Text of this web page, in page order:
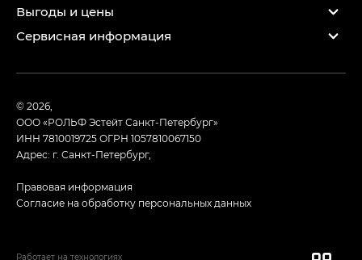
Выгоды и цены
Сервисная информация
© 2026,
ООО «РОЛЬФ Эстейт Санкт-Петербург»
ИНН 7810019725ОГРН 1057810067150
Адрес: г. Санкт-Петербург,
Правовая информация
Согласие на обработку персональных данных
Работает на технологиях